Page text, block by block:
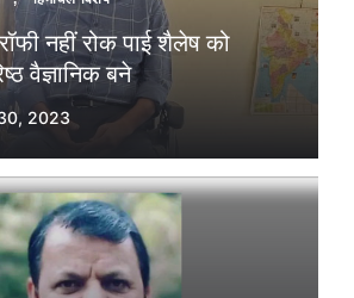
नहीं रोक पाई शैलेष को
वैज्ञानिक बने
2023